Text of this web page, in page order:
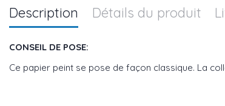
Description Détails du produit
CONSEIL DE POSE:
Ce papier peint se pose de façon classique. La